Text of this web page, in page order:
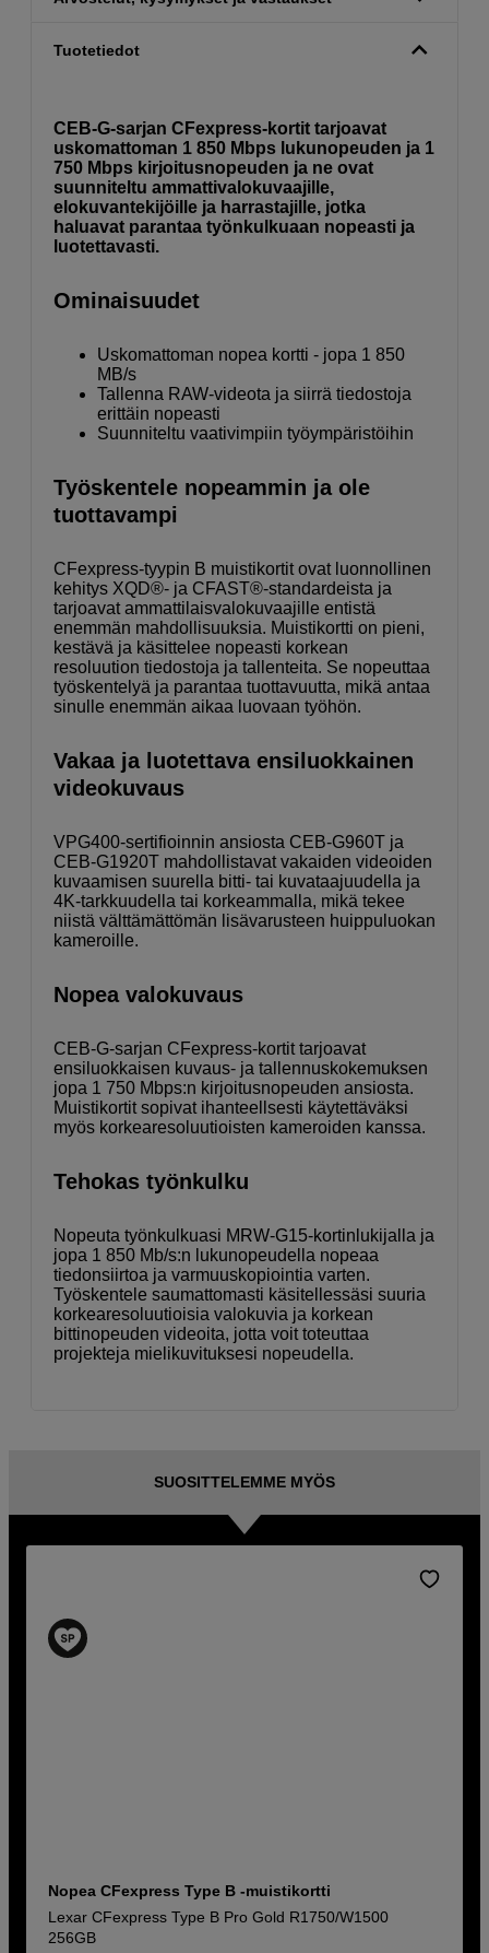
Tuotetiedot
CEB-G-sarjan CFexpress-kortit tarjoavat
uskomattoman 1 850 Mbps lukunopeuden ja 1
750 Mbps kirjoitusnopeuden ja ne ovat
suunniteltu ammattivalokuvaajille,
elokuvantekijöille ja harrastajille, jotka
haluavat parantaa työnkulkuaan nopeasti ja
luotettavasti.
Ominaisuudet
Uskomattoman nopea kortti - jopa 1 850
MB/s
Tallenna RAW-videota ja siirrä tiedostoja
erittäin nopeasti
Suunniteltu vaativimpiin työympäristöihin
Työskentele nopeammin ja ole
tuottavampi
CFexpress-tyypin B muistikortit ovat luonnollinen
kehitys XQD®- ja CFAST®-standardeista ja
tarjoavat ammattilaisvalokuvaajille entistä
enemmän mahdollisuuksia. Muistikortti on pieni,
kestävä ja käsittelee nopeasti korkean
resoluution tiedostoja ja tallenteita. Se nopeuttaa
työskentelyä ja parantaa tuottavuutta, mikä antaa
sinulle enemmän aikaa luovaan työhön.
Vakaa ja luotettava ensiluokkainen
videokuvaus
VPG400-sertifioinnin ansiosta CEB-G960T ja
CEB-G1920T mahdollistavat vakaiden videoiden
kuvaamisen suurella bitti- tai kuvataajuudella ja
4K-tarkkuudella tai korkeammalla, mikä tekee
niistä välttämättömän lisävarusteen huippuluokan
kameroille.
Nopea valokuvaus
CEB-G-sarjan CFexpress-kortit tarjoavat
ensiluokkaisen kuvaus- ja tallennuskokemuksen
jopa 1 750 Mbps:n kirjoitusnopeuden ansiosta.
Muistikortit sopivat ihanteellsesti käytettäväksi
myös korkearesoluutioisten kameroiden kanssa.
Tehokas työnkulku
Nopeuta työnkulkuasi MRW-G15-kortinlukijalla ja
jopa 1 850 Mb/s:n lukunopeudella nopeaa
tiedonsiirtoa ja varmuuskopiointia varten.
Työskentele saumattomasti käsitellessäsi suuria
korkearesoluutioisia valokuvia ja korkean
bittinopeuden videoita, jotta voit toteuttaa
projekteja mielikuvituksesi nopeudella.
SUOSITTELEMME MYÖS
Nopea CFexpress Type B -muistikortti
Lexar CFexpress Type B Pro Gold R1750/W1500
256GB